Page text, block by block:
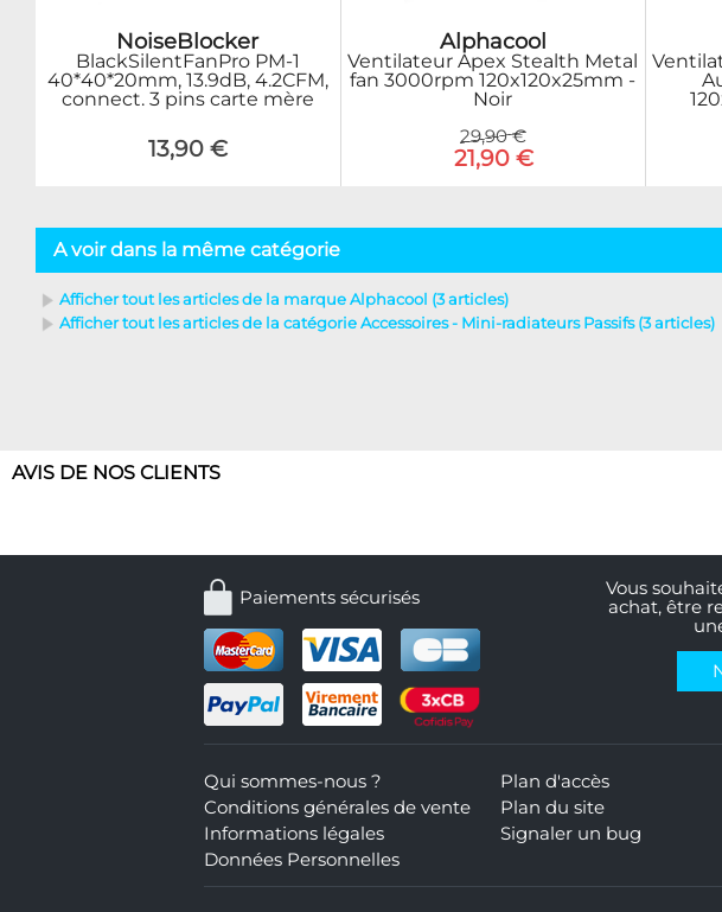
NoiseBlocker
BlackSilentFanPro PM-1
40*40*20mm, 13.9dB, 4.2CFM,
connect. 3 pins carte mère
13,90 €
Alphacool
Ventilateur Apex Stealth Metal
fan 3000rpm 120x120x25mm -
Noir
29,90 €
21,90 €
A voir dans la même catégorie
Afficher tout les articles de la marque Alphacool (3 articles)
Afficher tout les articles de la catégorie Accessoires - Mini-radiateurs Passifs (3 articles)
AVIS DE NOS CLIENTS
Paiements sécurisés
Vous
achat, être
Qui sommes-nous ?
Conditions générales de vente
Informations légales
Données Personnelles
Plan d'accès
Plan du site
Signaler un bug